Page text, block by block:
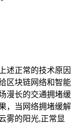
述正常的技术原因
区块链网络和智能
漫长的交通拥堵缓
，当网络拥堵缓解
雾的阳光,正常显